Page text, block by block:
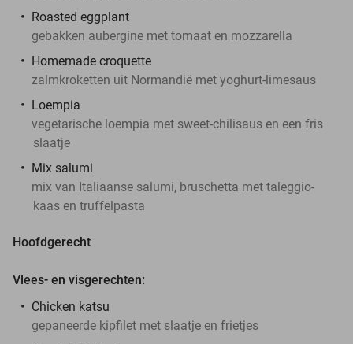
Roasted eggplant
gebakken aubergine met tomaat en mozzarella
Homemade croquette
zalmkroketten uit Normandië met yoghurt-limesaus
Loempia
vegetarische loempia met sweet-chilisaus en een fris
slaatje
Mix salumi
mix van Italiaanse salumi, bruschetta met taleggio-
kaas en truffelpasta
Hoofdgerecht
Vlees- en visgerechten:
Chicken katsu
gepaneerde kipfilet met slaatje en frietjes